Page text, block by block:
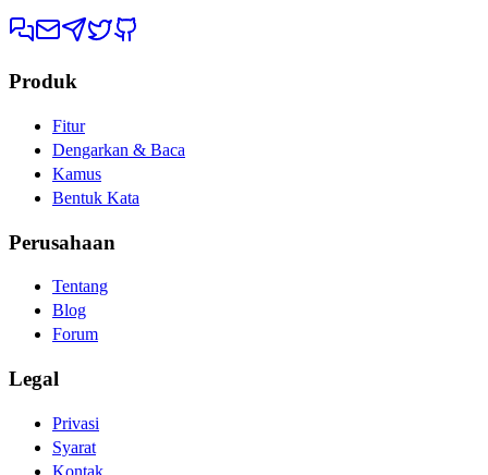
Produk
Fitur
Dengarkan & Baca
Kamus
Bentuk Kata
Perusahaan
Tentang
Blog
Forum
Legal
Privasi
Syarat
Kontak